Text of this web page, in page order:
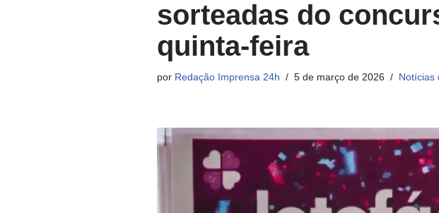
sorteadas do
quinta-feira
por Redação Imprensa 24h 5 de março de 2026 Notícias